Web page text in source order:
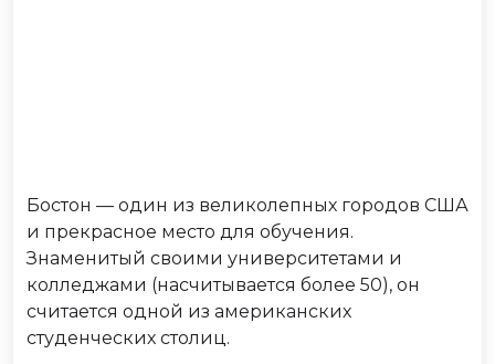
Бостон — один из великолепных городов США
и прекрасное место для обучения.
Знаменитый своими университетами и
колледжами (насчитывается более 50), он
считается одной из американских
студенческих столиц.